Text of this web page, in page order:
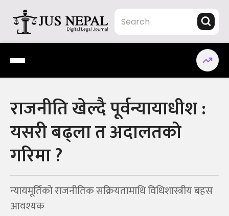
content
Jus Nepal | www.jusnepal.com
Digital Legal Journal
राजनीति खेल्दै पूर्वन्यायाधीश :
यसरी बढ्ला त अदालतको
गरिमा ?
न्यायमूर्तिको राजनीतिक सक्रियतामाथि विधिशास्त्रीय बहस
आवश्यक